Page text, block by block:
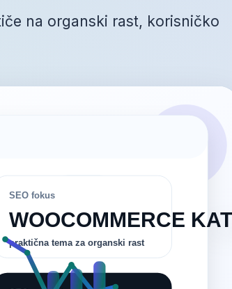
na organski rast, korisničko